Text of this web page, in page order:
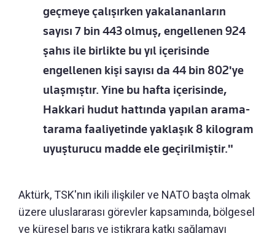
geçmeye çalışırken yakalananların
sayısı 7 bin 443 olmuş, engellenen 924
şahıs ile birlikte bu yıl içerisinde
engellenen kişi sayısı da 44 bin 802'ye
ulaşmıştır. Yine bu hafta içerisinde,
Hakkari hudut hattında yapılan arama-
tarama faaliyetinde yaklaşık 8 kilogram
uyuşturucu madde ele geçirilmiştir."
Aktürk, TSK'nın ikili ilişkiler ve NATO başta olmak
üzere uluslararası görevler kapsamında, bölgesel
ve küresel barış ve istikrara katkı sağlamayı